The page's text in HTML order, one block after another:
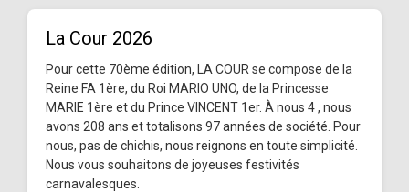
La Cour 2026
Pour cette 70ème édition, LA COUR se compose de la
Reine FA 1ère, du Roi MARIO UNO, de la Princesse
MARIE 1ère et du Prince VINCENT 1er. À nous 4 , nous
avons 208 ans et totalisons 97 années de société. Pour
nous, pas de chichis, nous reignons en toute simplicité.
Nous vous souhaitons de joyeuses festivités
carnavalesques.